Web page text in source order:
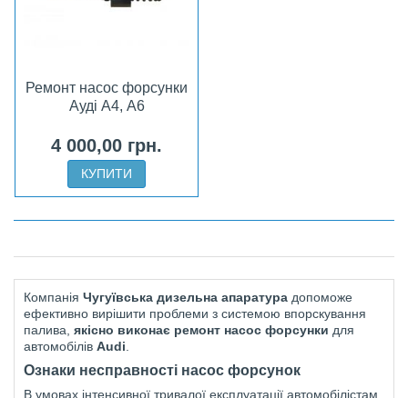
Ремонт насос форсунки
Ауді А4, А6
4 000,00 грн.
КУПИТИ
Компанія Чугуївська дизельна апаратура допоможе
ефективно вирішити проблеми з системою впорскування
палива, якісно виконає ремонт насос форсунки для
автомобілів Audi
Ознаки несправності насос форсунок
В умовах інтенсивної тривалої експлуатації автомобілістам